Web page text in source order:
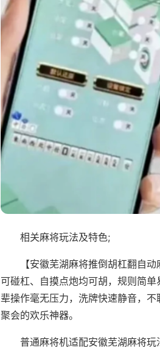
相关麻将玩法及特色;
【安徽芜湖麻将推倒胡杠翻自
可碰杠、自摸点炮均可胡，规则简
辈操作毫无压力，洗牌快速静音，
聚会的欢乐神器。
普通麻将机适配安徽芜湖麻将